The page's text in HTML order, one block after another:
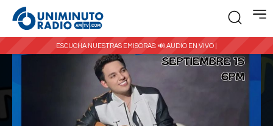
ESCUCHA NUESTRAS EMISORAS: 🔊 AUDIO EN VIVO |